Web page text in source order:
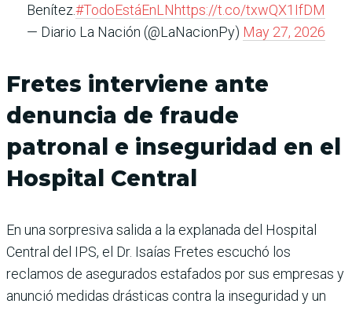
Benítez.#TodoEstáEnLNhttps://t.co/txwQX1IfDM
— Diario La Nación (@LaNacionPy) May 27, 2026
Fretes interviene ante
denuncia de fraude
patronal e inseguridad en el
Hospital Central
En una sorpresiva salida a la explanada del Hospital
Central del IPS, el Dr. Isaías Fretes escuchó los
reclamos de asegurados estafados por sus empresas y
anunció medidas drásticas contra la inseguridad y un